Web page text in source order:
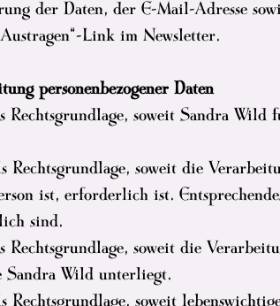
der Daten, der E-Mail-Adresse
Link im Newsletter.
personenbezogener Daten
soweit Sandra Wild
soweit die
ist, erforderlich ist.
sind.
soweit die
Wild unterliegt.
soweit